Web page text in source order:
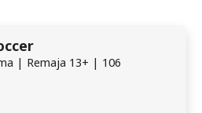
| Remaja 13+ | 106